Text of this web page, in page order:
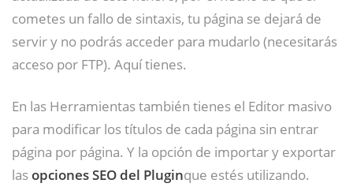
cometes un fallo de sintaxis, tu página se dejará de
servir y no podrás acceder para mudarlo (necesitarás
acceso por FTP). Aquí tienes.
En las Herramientas también tienes el Editor masivo
para modificar los títulos de cada página sin entrar
página por página. Y la opción de importar y exportar
lasopciones SEO del Pluginque estés utilizando.